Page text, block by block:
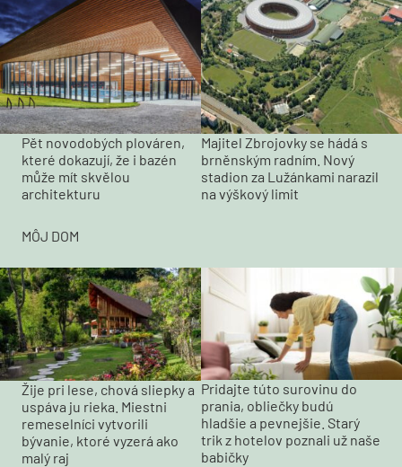
Pět novodobých plováren,
které dokazují, že i bazén
může mít skvělou
architekturu
Majitel Zbrojovky se hádá s
brněnským radním. Nový
stadion za Lužánkami narazil
na výškový limit
MÔJ DOM
Žije pri lese, chová sliepky a
uspáva ju rieka. Miestni
remeselníci vytvorili
bývanie, ktoré vyzerá ako
malý raj
Pridajte túto surovinu do
prania, obliečky budú
hladšie a pevnejšie. Starý
trik z hotelov poznali už naše
babičky